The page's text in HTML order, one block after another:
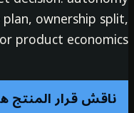
plan, ownership
or product
ناقش قرار المنتج هذا